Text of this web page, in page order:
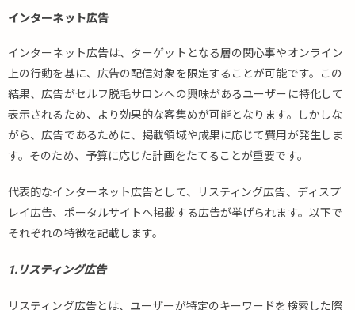
インターネット広告
インターネット広告は、ターゲットとなる層の関心事やオンライン
上の行動を基に、広告の配信対象を限定することが可能です。この
結果、広告がセルフ脱毛サロンへの興味があるユーザーに特化して
表示されるため、より効果的な客集めが可能となります。しかしな
がら、広告であるために、掲載領域や成果に応じて費用が発生しま
す。そのため、予算に応じた計画をたてることが重要です。
代表的なインターネット広告として、リスティング広告、ディスプ
レイ広告、ポータルサイトへ掲載する広告が挙げられます。以下で
それぞれの特徴を記載します。
1.リスティング広告
リスティング広告とは、ユーザーが特定のキーワードを検索した際